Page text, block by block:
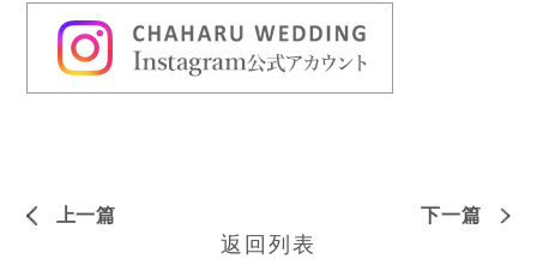
上一篇 下一篇
返回列表